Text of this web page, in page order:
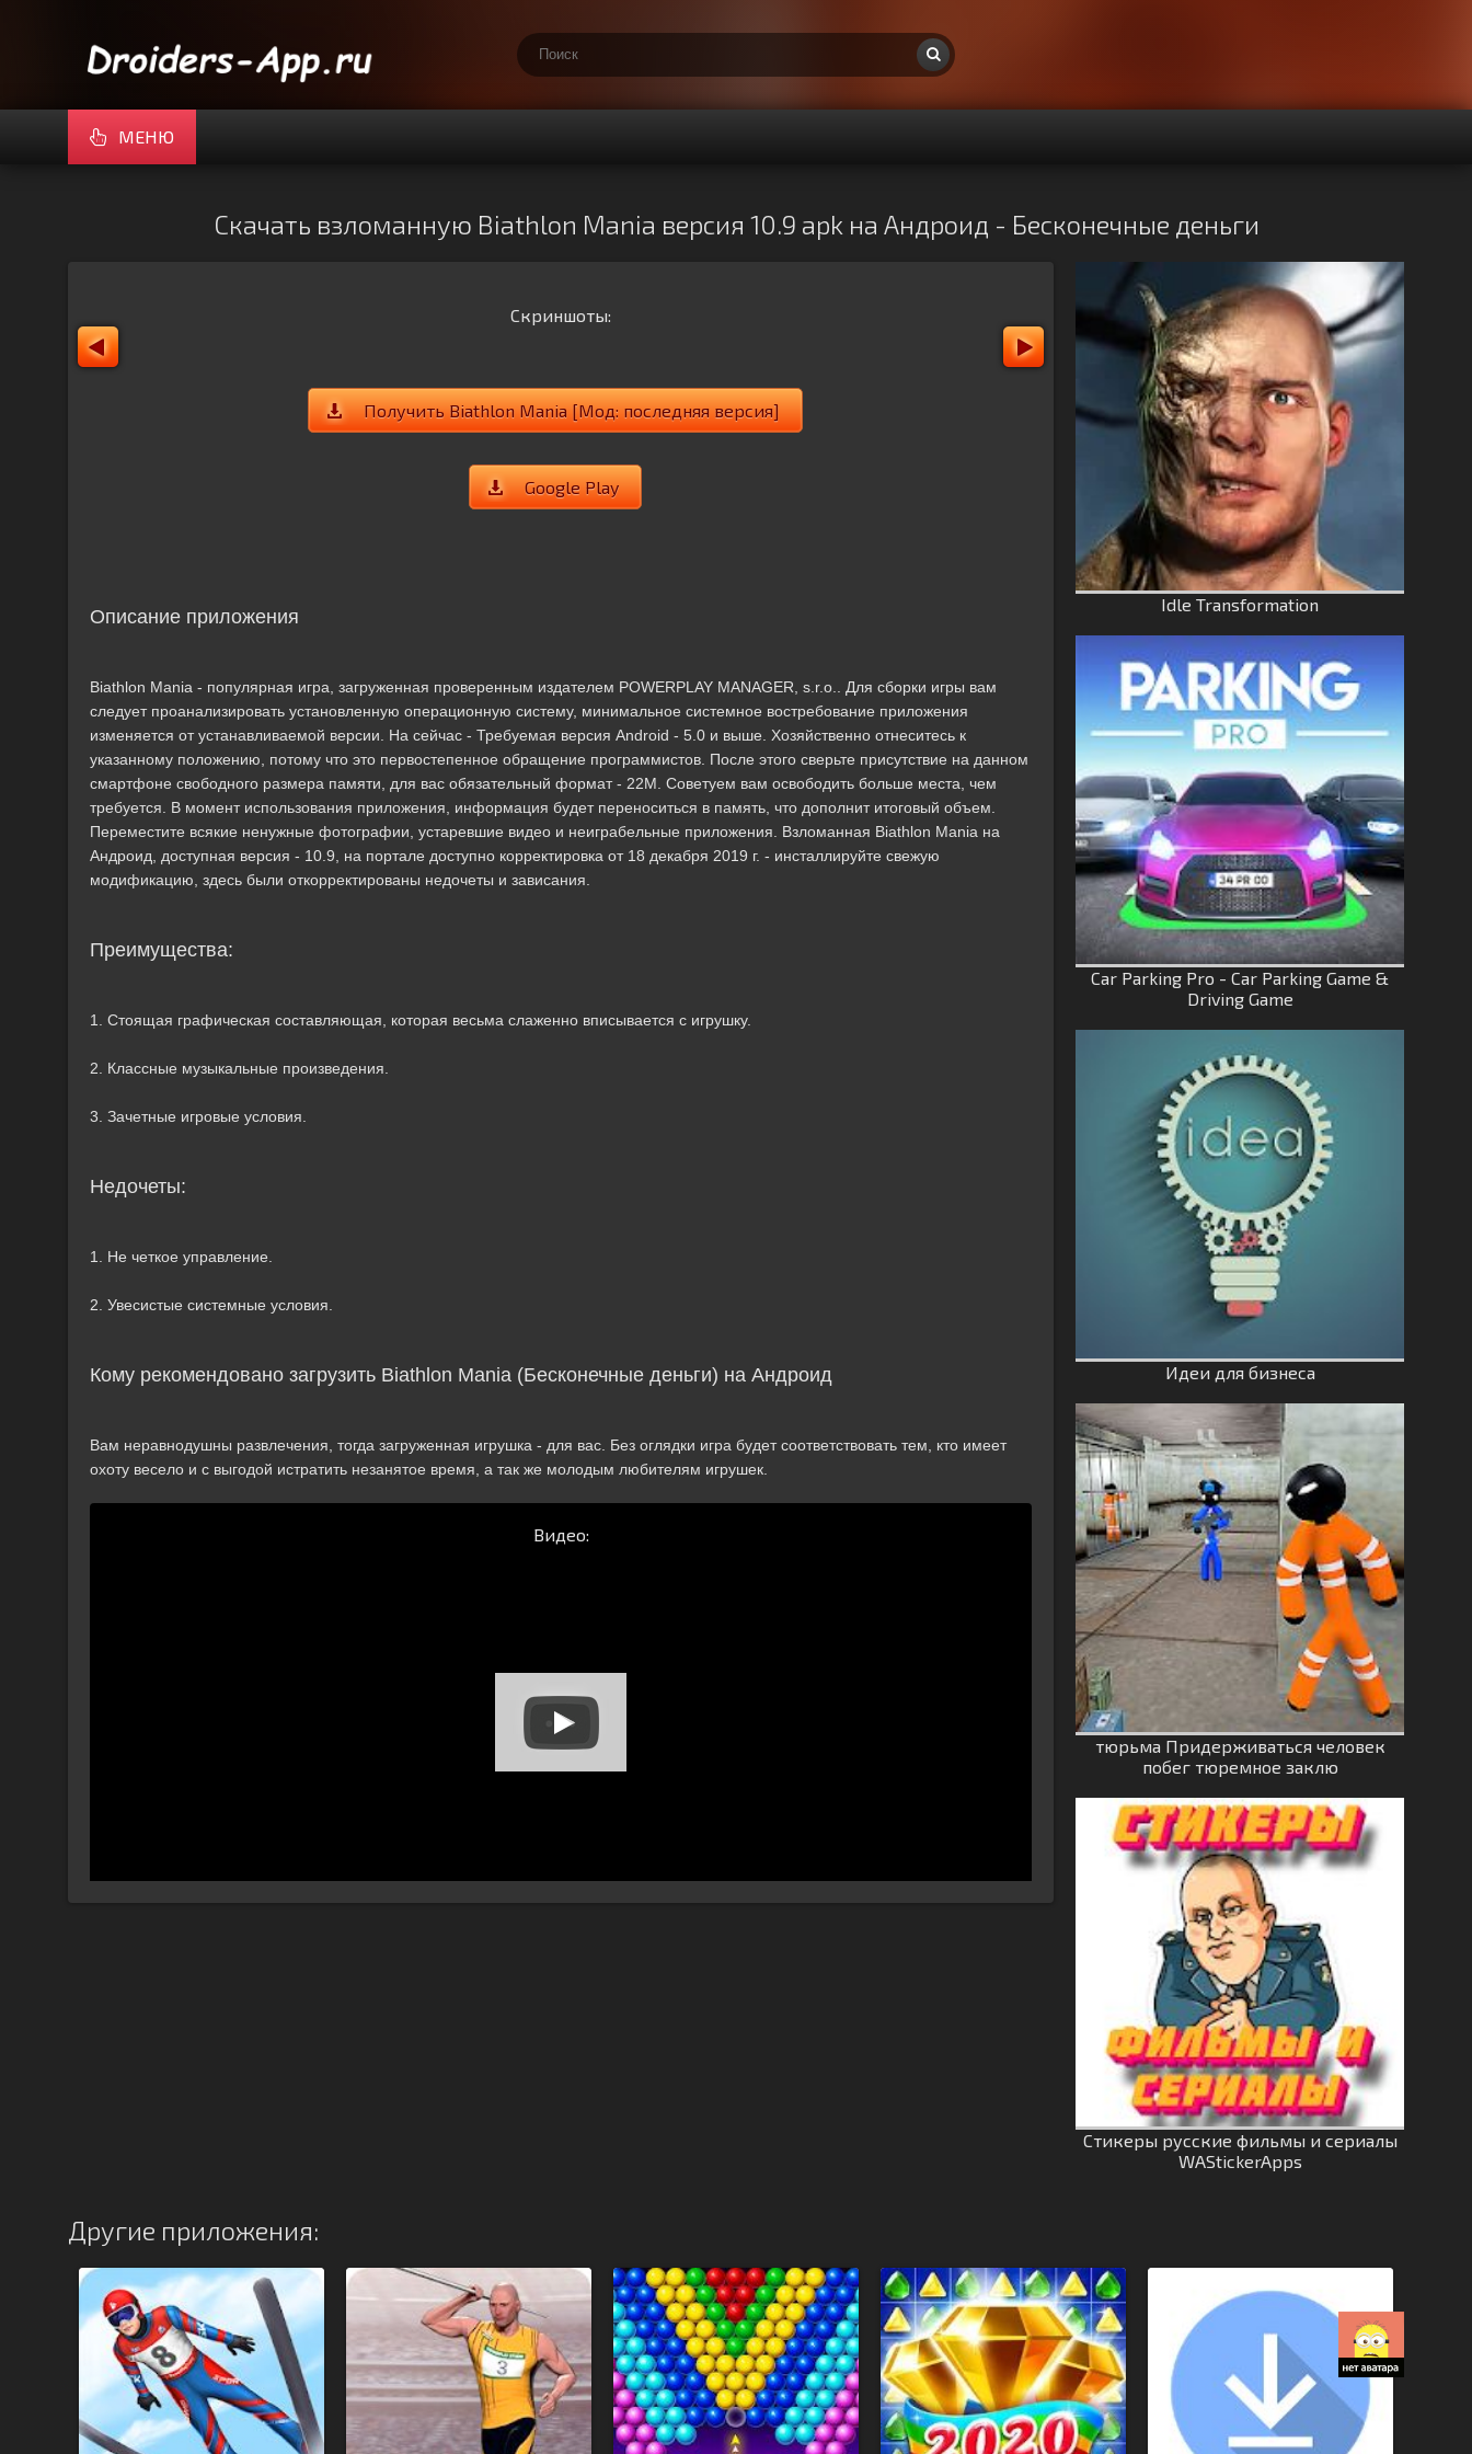
МЕНЮ
Скачать взломанную Biathlon Mania версия 10.9 apk на Андроид - Бесконечные деньги
Скриншоты:
Получить Biathlon Mania [Мод: последняя версия]
Google Play
Описание приложения
Biathlon Mania - популярная игра, загруженная проверенным издателем POWERPLAY MANAGER, s.r.o.. Для сборки игры вам
следует проанализировать установленную операционную систему, минимальное системное востребование приложения
изменяется от устанавливаемой версии. На сейчас - Требуемая версия Android - 5.0 и выше. Хозяйственно отнеситесь к
указанному положению, потому что это первостепенное обращение программистов. После этого сверьте присутствие на данном
смартфоне свободного размера памяти, для вас обязательный формат - 22M. Советуем вам освободить больше места, чем
требуется. В момент использования приложения, информация будет переноситься в память, что дополнит итоговый объем.
Переместите всякие ненужные фотографии, устаревшие видео и неиграбельные приложения. Взломанная Biathlon Mania на
Андроид, доступная версия - 10.9, на портале доступно корректировка от 18 декабря 2019 г. - инсталлируйте свежую
модификацию, здесь были откорректированы недочеты и зависания.
Преимущества:
1. Стоящая графическая составляющая, которая весьма слаженно вписывается с игрушку.
2. Классные музыкальные произведения.
3. Зачетные игровые условия.
Недочеты:
1. Не четкое управление.
2. Увесистые системные условия.
Кому рекомендовано загрузить Biathlon Mania (Бесконечные деньги) на Андроид
Вам неравнодушны развлечения, тогда загруженная игрушка - для вас. Без оглядки игра будет соответствовать тем, кто имеет
охоту весело и с выгодой истратить незанятое время, а так же молодым любителям игрушек.
Видео:
Idle Transformation
Car Parking Pro - Car Parking Game &
Driving Game
Идеи для бизнеса
тюрьма Придерживаться человек
побег тюремное заклю
Стикеры русские фильмы и сериалы
WAStickerApps
Другие приложения: